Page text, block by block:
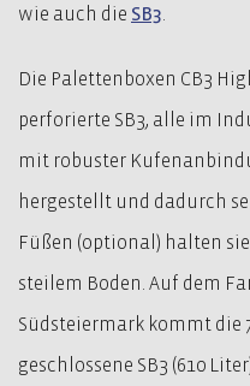
wie auch die SB3
Die Palettenboxen CB3
perforierte SB3, alle im
mit robuster
hergestellt und dadurch
Füßen (optional) halten
steilem Boden. Auf dem
Südsteiermark kommt die
geschlossene SB3 (610